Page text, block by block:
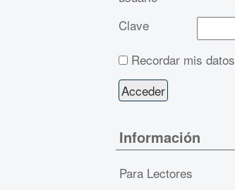
Clave
Recordar mis datos
Información
Para Lectores